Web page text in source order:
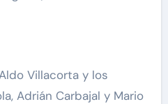
Villacorta y los
Adrián Carbajal y Mario